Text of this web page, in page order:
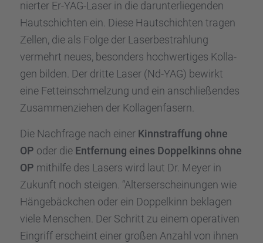
nier­ter Er-YAG-Laser in die darun­ter­lie­gen­den
Hautschich­ten ein. Diese Hautschich­ten tragen
Zellen, die als Folge der Laser­be­strah­lung
vermehrt neues, beson­ders hochwer­ti­ges Kolla­
gen bilden. Der dritte Laser (Nd-YAG) bewirkt
eine Fettein­schmel­zung und ein anschlie­ßen­des
Zusam­men­zie­hen der Kolla­gen­fa­sern.
Die Nachfrage nach einer Kinnstraf­fung ohne
OP oder die Entfer­nung eines Doppel­kinns ohne
OP mithilfe des Lasers wird laut Dr. Meyer in
Zukunft noch steigen. “Alters­er­schei­nun­gen wie
Hänge­bäck­chen oder ein Doppel­kinn bekla­gen
viele Menschen. Der Schritt zu einem opera­ti­ven
Eingriff erscheint einer großen Anzahl von ihnen